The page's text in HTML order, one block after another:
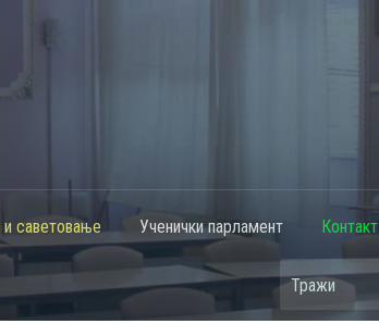
саветовање Ученички парламент Контакт